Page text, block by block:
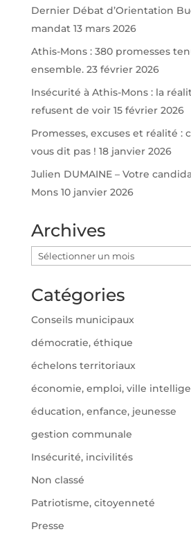
Dernier Débat d’Orientation
mandat 13 mars 2026
Athis-Mons : 380 promesses
ensemble. 23 février 2026
Insécurité à Athis-Mons : la
refusent de voir 15 février 2026
Promesses, excuses et réalité :
vous dit pas ! 18 janvier 2026
Julien DUMAINE – Votre
Mons 10 janvier 2026
Archives
Archives
Catégories
Conseils municipaux
démocratie, éthique
échelons territoriaux
économie, emploi, ville
éducation, enfance, jeunesse
gestion communale
Insécurité, incivilités
Non classé
Patriotisme, citoyenneté
Presse